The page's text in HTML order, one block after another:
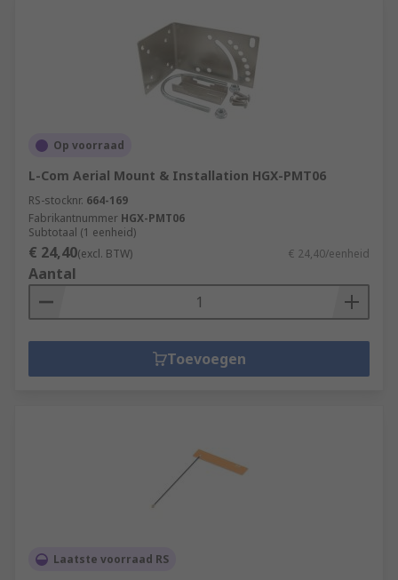
Op voorraad
L-Com Aerial Mount & Installation HGX-PMT06
RS-stocknr. 664-169
Fabrikantnummer HGX-PMT06
Subtotaal (1 eenheid)
€ 24,40(excl. BTW) € 24,40/eenheid
Aantal
Toevoegen
Laatste voorraad RS